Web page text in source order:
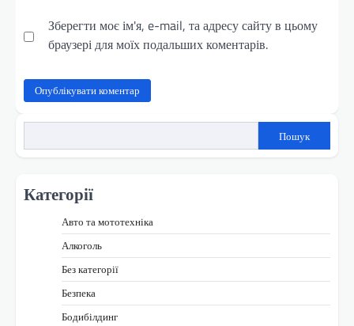
Зберегти моє ім'я, e-mail, та адресу сайту в цьому
браузері для моїх подальших коментарів.
Пошук
Категорії
Авто та мототехніка
Алкоголь
Без категорії
Безпека
Бодибілдинг